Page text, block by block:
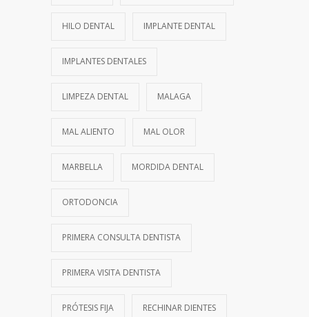
HILO DENTAL IMPLANTE DENTAL
IMPLANTES DENTALES
LIMPEZA DENTAL MALAGA
MAL ALIENTO MAL OLOR
MARBELLA MORDIDA DENTAL
ORTODONCIA
PRIMERA CONSULTA DENTISTA
PRIMERA VISITA DENTISTA
PRÓTESIS FIJA RECHINAR DIENTES